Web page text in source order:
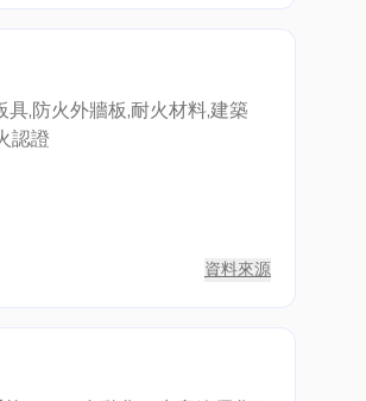
,防火外牆板,耐火材料,建築
認證
資料來源